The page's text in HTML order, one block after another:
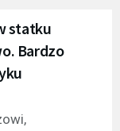
statku
Bardzo